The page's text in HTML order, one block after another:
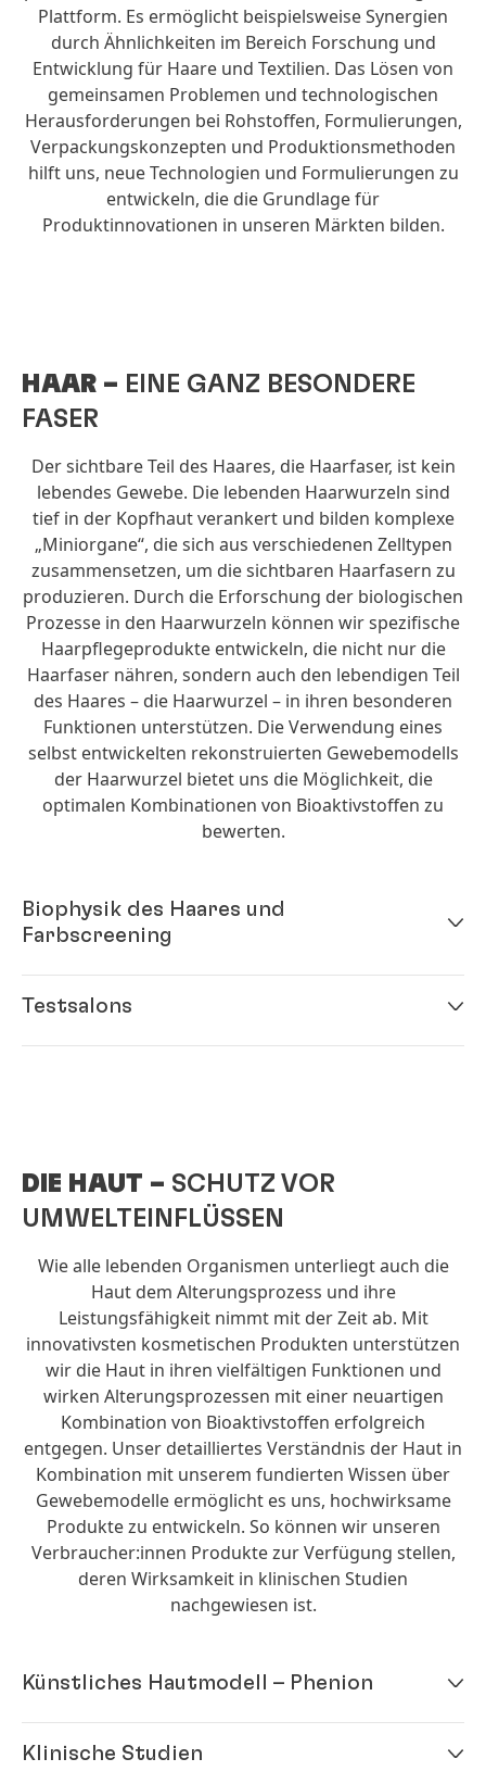
Plattform. Es ermöglicht beispielsweise Synergien
durch Ähnlichkeiten im Bereich Forschung und
Entwicklung für Haare und Textilien. Das Lösen von
gemeinsamen Problemen und technologischen
Herausforderungen bei Rohstoffen, Formulierungen,
Verpackungskonzepten und Produktionsmethoden
hilft uns, neue Technologien und Formulierungen zu
entwickeln, die die Grundlage für
Produktinnovationen in unseren Märkten bilden.
HAAR – EINE GANZ BESONDERE
FASER
Der sichtbare Teil des Haares, die Haarfaser, ist kein
lebendes Gewebe. Die lebenden Haarwurzeln sind
tief in der Kopfhaut verankert und bilden komplexe
„Miniorgane“, die sich aus verschiedenen Zelltypen
zusammensetzen, um die sichtbaren Haarfasern zu
produzieren. Durch die Erforschung der biologischen
Prozesse in den Haarwurzeln können wir spezifische
Haarpflegeprodukte entwickeln, die nicht nur die
Haarfaser nähren, sondern auch den lebendigen Teil
des Haares – die Haarwurzel – in ihren besonderen
Funktionen unterstützen. Die Verwendung eines
selbst entwickelten rekonstruierten Gewebemodells
der Haarwurzel bietet uns die Möglichkeit, die
optimalen Kombinationen von Bioaktivstoffen zu
bewerten.
Biophysik des Haares und
Farbscreening
Vorbereitete Haarsträhnen für die Messung der
Kämmkräfte
1 / 7
Die Wirksamkeit unserer kosmetischen Produkte
kann mit einer Vielzahl von biophysikalischen
Testmethoden am Echthaar überprüft und statistisch
gesichert werden. Standardmessungen wie
Haarglanz, Volumen und Kämmbarkeit können
ebenso durchgeführt werden wie die Analyse von u.a.
wiederholtes Kämmen, Föhnen oder Glätten können
entwickeln, die Haarschäden wie Spliss oder
Haarbruch vorbeugen.
Testsalons
Testsalon, Hamburg
1 / 5
neuer haarbezogene Produkte ein. Die Testsalons
bestehend aus Friseur:innen und
DIE HAUT – SCHUTZ VOR
UMWELTEINFLÜSSEN
Wie alle lebenden Organismen unterliegt auch die
Haut dem Alterungsprozess und ihre
Leistungsfähigkeit nimmt mit der Zeit ab. Mit
innovativsten kosmetischen Produkten unterstützen
wir die Haut in ihren vielfältigen Funktionen und
wirken Alterungsprozessen mit einer neuartigen
Kombination von Bioaktivstoffen erfolgreich
entgegen. Unser detailliertes Verständnis der Haut in
Kombination mit unserem fundierten Wissen über
Gewebemodelle ermöglicht es uns, hochwirksame
Produkte zu entwickeln. So können wir unseren
Verbraucher:innen Produkte zur Verfügung stellen,
deren Wirksamkeit in klinischen Studien
nachgewiesen ist.
Künstliches Hautmodell – Phenion
Klinische Studien